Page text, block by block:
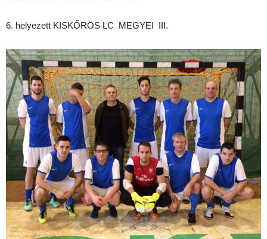
6. helyezett KISKŐRÖS LC MEGYEI III.